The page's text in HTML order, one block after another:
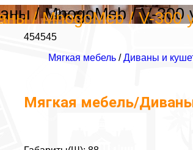
/ MnogoMeb / V-300
/ MnogoMeb / V-300
454545
Мягкая мебель /Диваны и
Мягкая мебель/